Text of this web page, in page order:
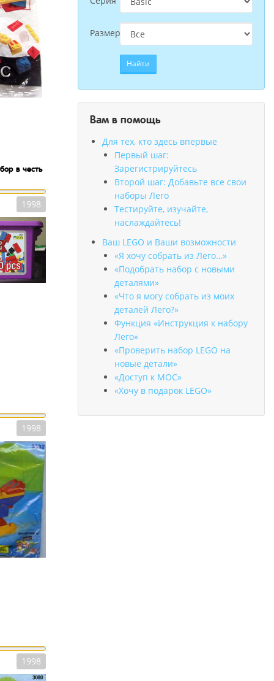
в честь
1998
1998
1998
Размер
Найти
Вам в помощь
Для тех, кто здесь впервые
Первый шаг:
Зарегистрируйтесь
Второй шаг: Добавьте все свои
наборы Лего
Тестируйте, изучайте,
наслаждайтесь!
Ваш LEGO и Ваши возможности
«Я хочу собрать из Лего…»
«Подобрать набор с новыми
деталями»
«Что я могу собрать из моих
деталей Лего?»
Функция «Инструкция к набору
Лего»
«Проверить набор LEGO на
новые детали»
«Доступ к MOC»
«Хочу в подарок LEGO»